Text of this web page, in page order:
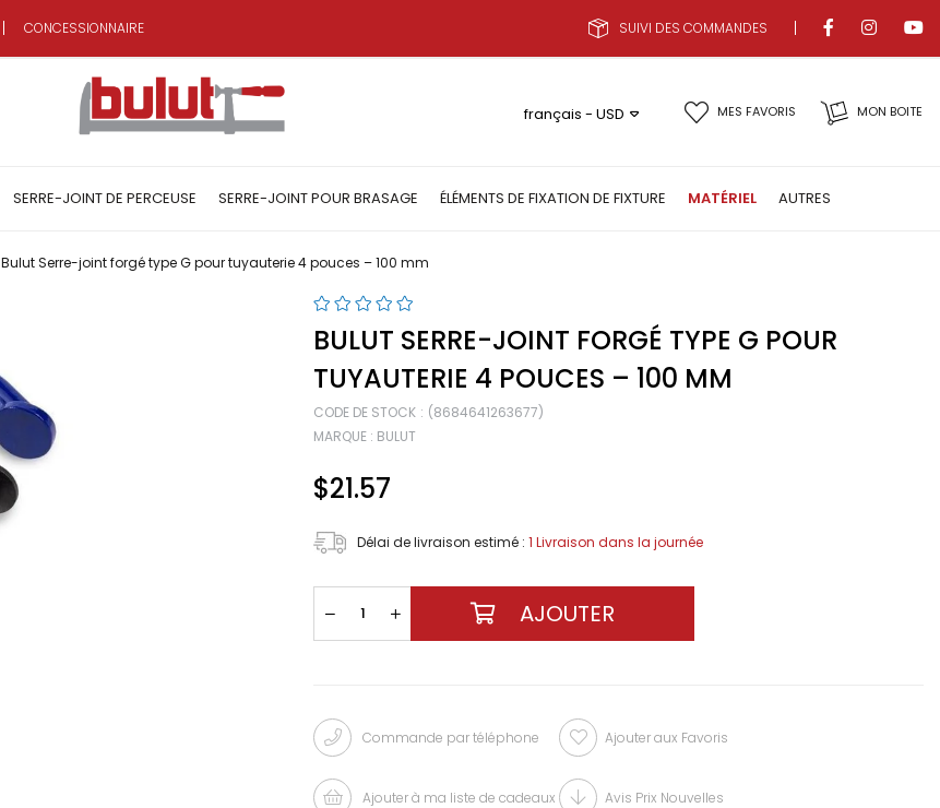
CONCESSIONNAIRE SUIVI DES COMMANDES
MON BOITE
MES FAVORIS
français - USD
SERRE-JOINT DE PERCEUSE SERRE-JOINT POUR BRASAGE ÉLÉMENTS DE FIXATION DE FIXTURE MATÉRIEL AUTRES
Bulut Serre-joint forgé type G pour tuyauterie 4 pouces – 100 mm
BULUT SERRE-JOINT FORGÉ TYPE G POUR
TUYAUTERIE 4 POUCES – 100 MM
CODE DE STOCK
(8684641263677)
MARQUE : BULUT
$21.57
Délai de livraison estimé : 1 Livraison dans la journée
Commande par téléphone Ajouter aux Favoris
Ajouter à ma liste de cadeaux Avis Prix Nouvelles